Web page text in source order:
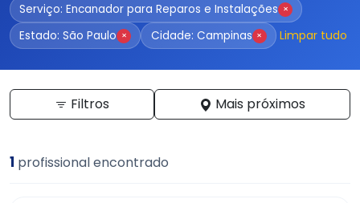
Serviço: Encanador para Reparos e Instalações ×
Estado: São Paulo × Cidade: Campinas × Limpar tudo
Filtros Mais próximos
1 profissional encontrado